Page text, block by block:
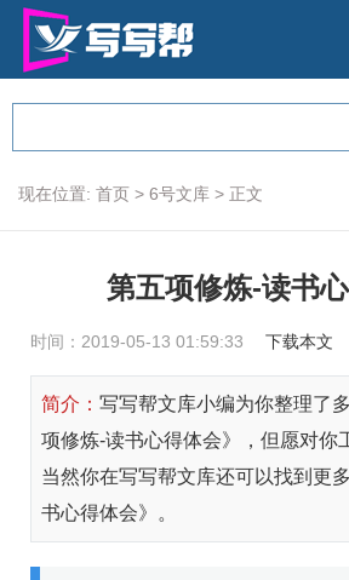
现在位置: 首页 > 6号文库 > 正文
第五项修炼-读书
时间：2019-05-13 01:59:33 下载本文
简介： 写写帮文库小编为你整理了
项修炼-读书心得体会》，但愿对你
当然你在写写帮文库还可以找到更
书心得体会》。